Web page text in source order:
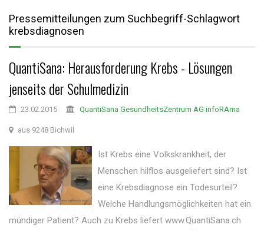
Pressemitteilungen zum Suchbegriff-Schlagwort
krebsdiagnosen
QuantiSana: Herausforderung Krebs - Lösungen
jenseits der Schulmedizin
23.02.2015 QuantiSana GesundheitsZentrum AG infoRAma
aus 9248 Bichwil
Ist Krebs eine Volkskrankheit, der
Menschen hilflos ausgeliefert sind? Ist
eine Krebsdiagnose ein Todesurteil?
Welche Handlungsmöglichkeiten hat ein
mündiger Patient? Auch zu Krebs liefert www.QuantiSana.ch